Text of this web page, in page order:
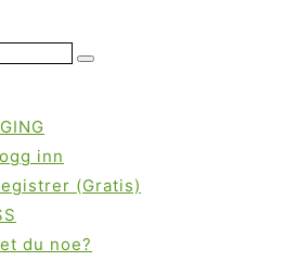
inn
(Gratis)
du noe?